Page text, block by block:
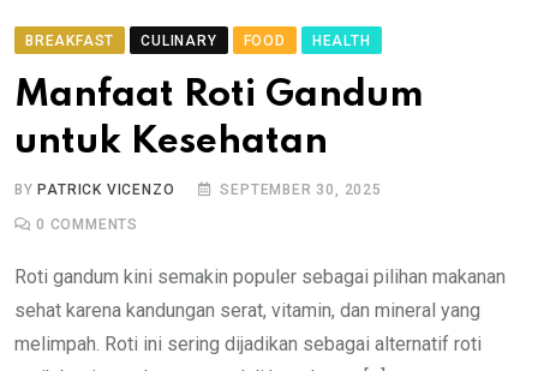
BREAKFAST CULINARY FOOD HEALTH
Manfaat Roti Gandum
untuk Kesehatan
BY PATRICK VICENZO SEPTEMBER 30, 2025
0 COMMENTS
Roti gandum kini semakin populer sebagai pilihan makanan
sehat karena kandungan serat, vitamin, dan mineral yang
melimpah. Roti ini sering dijadikan sebagai alternatif roti